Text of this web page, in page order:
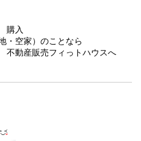
購入
・空家）のことなら
動産販売フィっトハウスへ